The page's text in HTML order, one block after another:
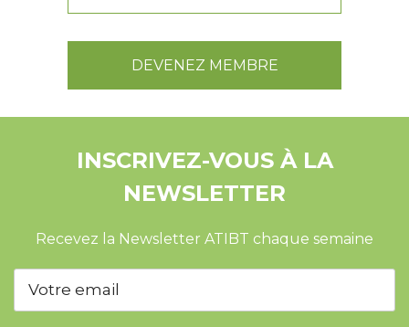
DEVENEZ MEMBRE
INSCRIVEZ-VOUS À LA
NEWSLETTER
Recevez la Newsletter ATIBT chaque semaine